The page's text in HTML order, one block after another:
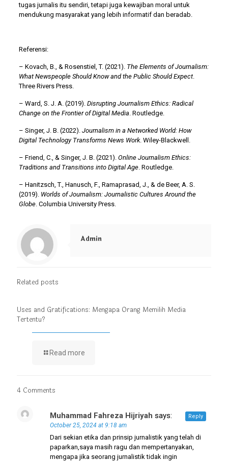
tugas jurnalis itu sendiri, tetapi juga kewajiban moral untuk
mendukung masyarakat yang lebih informatif dan beradab.
Referensi:
– Kovach, B., & Rosenstiel, T. (2021). The Elements of Journalism:
What Newspeople Should Know and the Public Should Expect.
Three Rivers Press.
– Ward, S. J. A. (2019). Disrupting Journalism Ethics: Radical
Change on the Frontier of Digital Media . Routledge.
– Singer, J. B. (2022). Journalism in a Networked World: How
Digital Technology Transforms News Work. Wiley-Blackwell.
– Friend, C., & Singer, J. B. (2021). Online Journalism Ethics:
Traditions and Transitions into Digital Age. Routledge.
– Hanitzsch, T., Hanusch, F., Ramaprasad, J., & de Beer, A. S.
(2019). Worlds of Journalism: Journalistic Cultures Around the
Globe. Columbia University Press.
Admin
Related posts
Uses and Gratifications: Mengapa Orang Memilih Media
Tertentu?
Read more
4 Comments
Muhammad Fahreza Hijriyah says:
October 25, 2024 at 9:18 am
Dari sekian etika dan prinsip jurnalistik yang telah di
paparkan,saya masih ragu dan mempertanyakan,
mengapa jika seorang jurnalistik tidak ingin
Reply